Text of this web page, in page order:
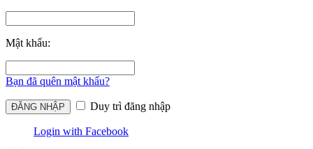
Mật khẩu:
Bạn đã quên mật khẩu?
Duy trì đăng nhập
Login with Facebook